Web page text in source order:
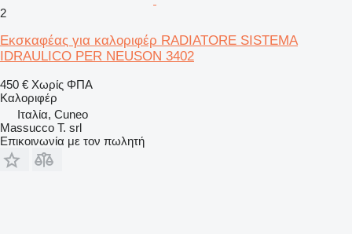
2
Εκσκαφέας για καλοριφέρ RADIATORE SISTEMA
IDRAULICO PER NEUSON 3402
450 € Χωρίς ΦΠΑ
Καλοριφέρ
Ιταλία, Cuneo
Massucco T. srl
Επικοινωνία με τον πωλητή